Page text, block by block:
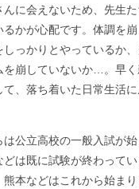
んに会えないため、先生
るかが心配です。体調を
しっかりとやっているか
を崩していないか…。早
て、落ち着いた日常生活
公立高校の一般入試が
どは既に試験が終わって
本などはこれから始ま